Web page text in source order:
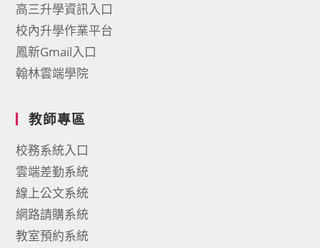
高三升學資訊入口
校內升學作業平台
鳳新Gmail入口
翰林雲端學院
教師專區
校務系統入口
雲端差勤系統
線上公文系統
網路請購系統
教室預約系統